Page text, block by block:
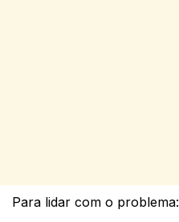
Para lidar com o problema: